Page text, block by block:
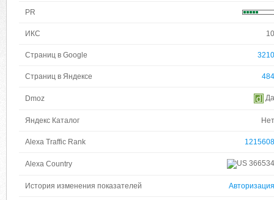
PR
ИКС 10
Страниц в Google 3210
Страниц в Яндексе 484
Dmoz Да
Яндекс Каталог Нет
Alexa Traffic Rank 1215608
Alexa Country 366534
История изменения показателей Авторизация